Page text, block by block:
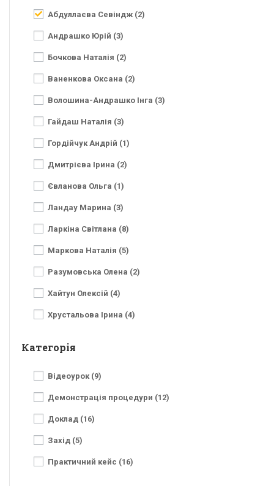
Абдуллаєва Севіндж (2)
Андрашко Юрій (3)
Бочкова Наталія (2)
Ваненкова Оксана (2)
Волошина-Андрашко Інга (3)
Гайдаш Наталія (3)
Гордійчук Андрій (1)
Дмитрієва Ірина (2)
Євланова Ольга (1)
Ландау Марина (3)
Ларкіна Світлана (8)
Маркова Наталія (5)
Разумовська Олена (2)
Хайтун Олексій (4)
Хрустальова Ірина (4)
Категорія
Відеоурок (9)
Демонстрація процедури (12)
Доклад (16)
Захід (5)
Практичний кейс (16)